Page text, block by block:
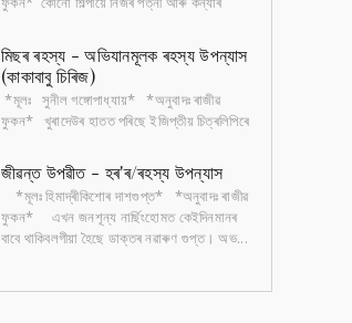
মিছৰ ৰহস্য - অভিযানমূলক ৰহস্য উপন্যাস
(কাকাবাবু চিৰিজ)
*মূলঃ সুনীল গঙ্গোপাধ্যায়* *অনুবাদঃ ৰাজীৱ
ফুকন* খুৰাদেউৰ হাতত পৰিছে ইজিপ্তীয় চিত্ৰলিপিৰে
জীৱন্ত উপৱীত - হৰ'ৰ/ৰহস্য উপন্যাস
*মূলঃ হিমাদ্ৰীকিশোৰ দাশগুপ্ত* *অনুবাদঃ ৰাজীৱ
ফুকন* এখন জনশূন্য নাৰ্ছিংহোমত কেইদিনমানৰ
বাবে থাকিবলগীয়া হৈছে ডাক্তৰ নৱাৰুণ গুপ্ত। অভ...